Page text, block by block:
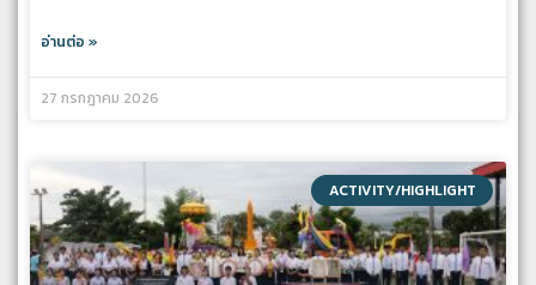
อ่านต่อ »
27 กรกฎาคม 2026
ACTIVITY/HIGHLIGHT